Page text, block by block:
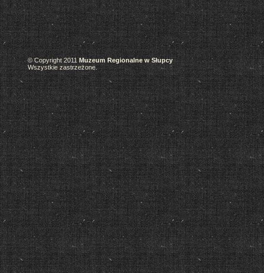
© Copyright 2011Muzeum Regionalne w Słupcy
Wszystkie zastrzeżone.